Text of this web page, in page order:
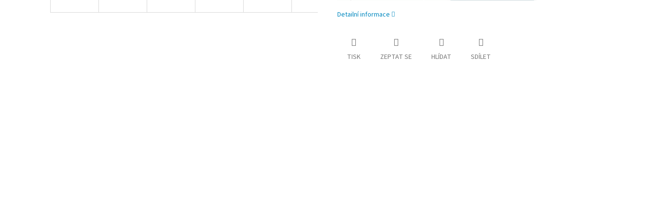
Detailní informace
TISK ZEPTAT SE HLÍDAT SDÍLET